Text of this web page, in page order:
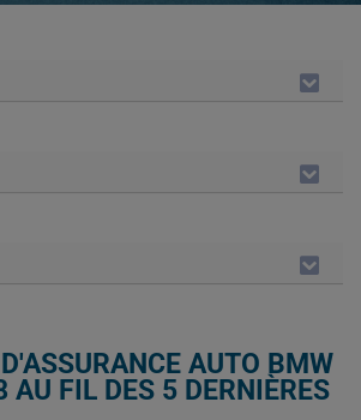
AUTO BMW
AU FIL DES 5 DERNIÈRES